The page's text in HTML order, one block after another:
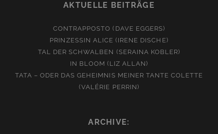
AKTUELLE BEITRÄGE
CONTRAPPOSTO (DAVE EGGERS)
PRINZESSIN ALICE (IRENE DISCHE)
TAL DER SCHWALBEN (SERAINA KOBLER)
IN BLOOM (LIZ ALLAN)
TATA – ODER DAS GEHEIMNIS MEINER TANTE COLETTE
(VALÉRIE PERRIN)
ARCHIVE: